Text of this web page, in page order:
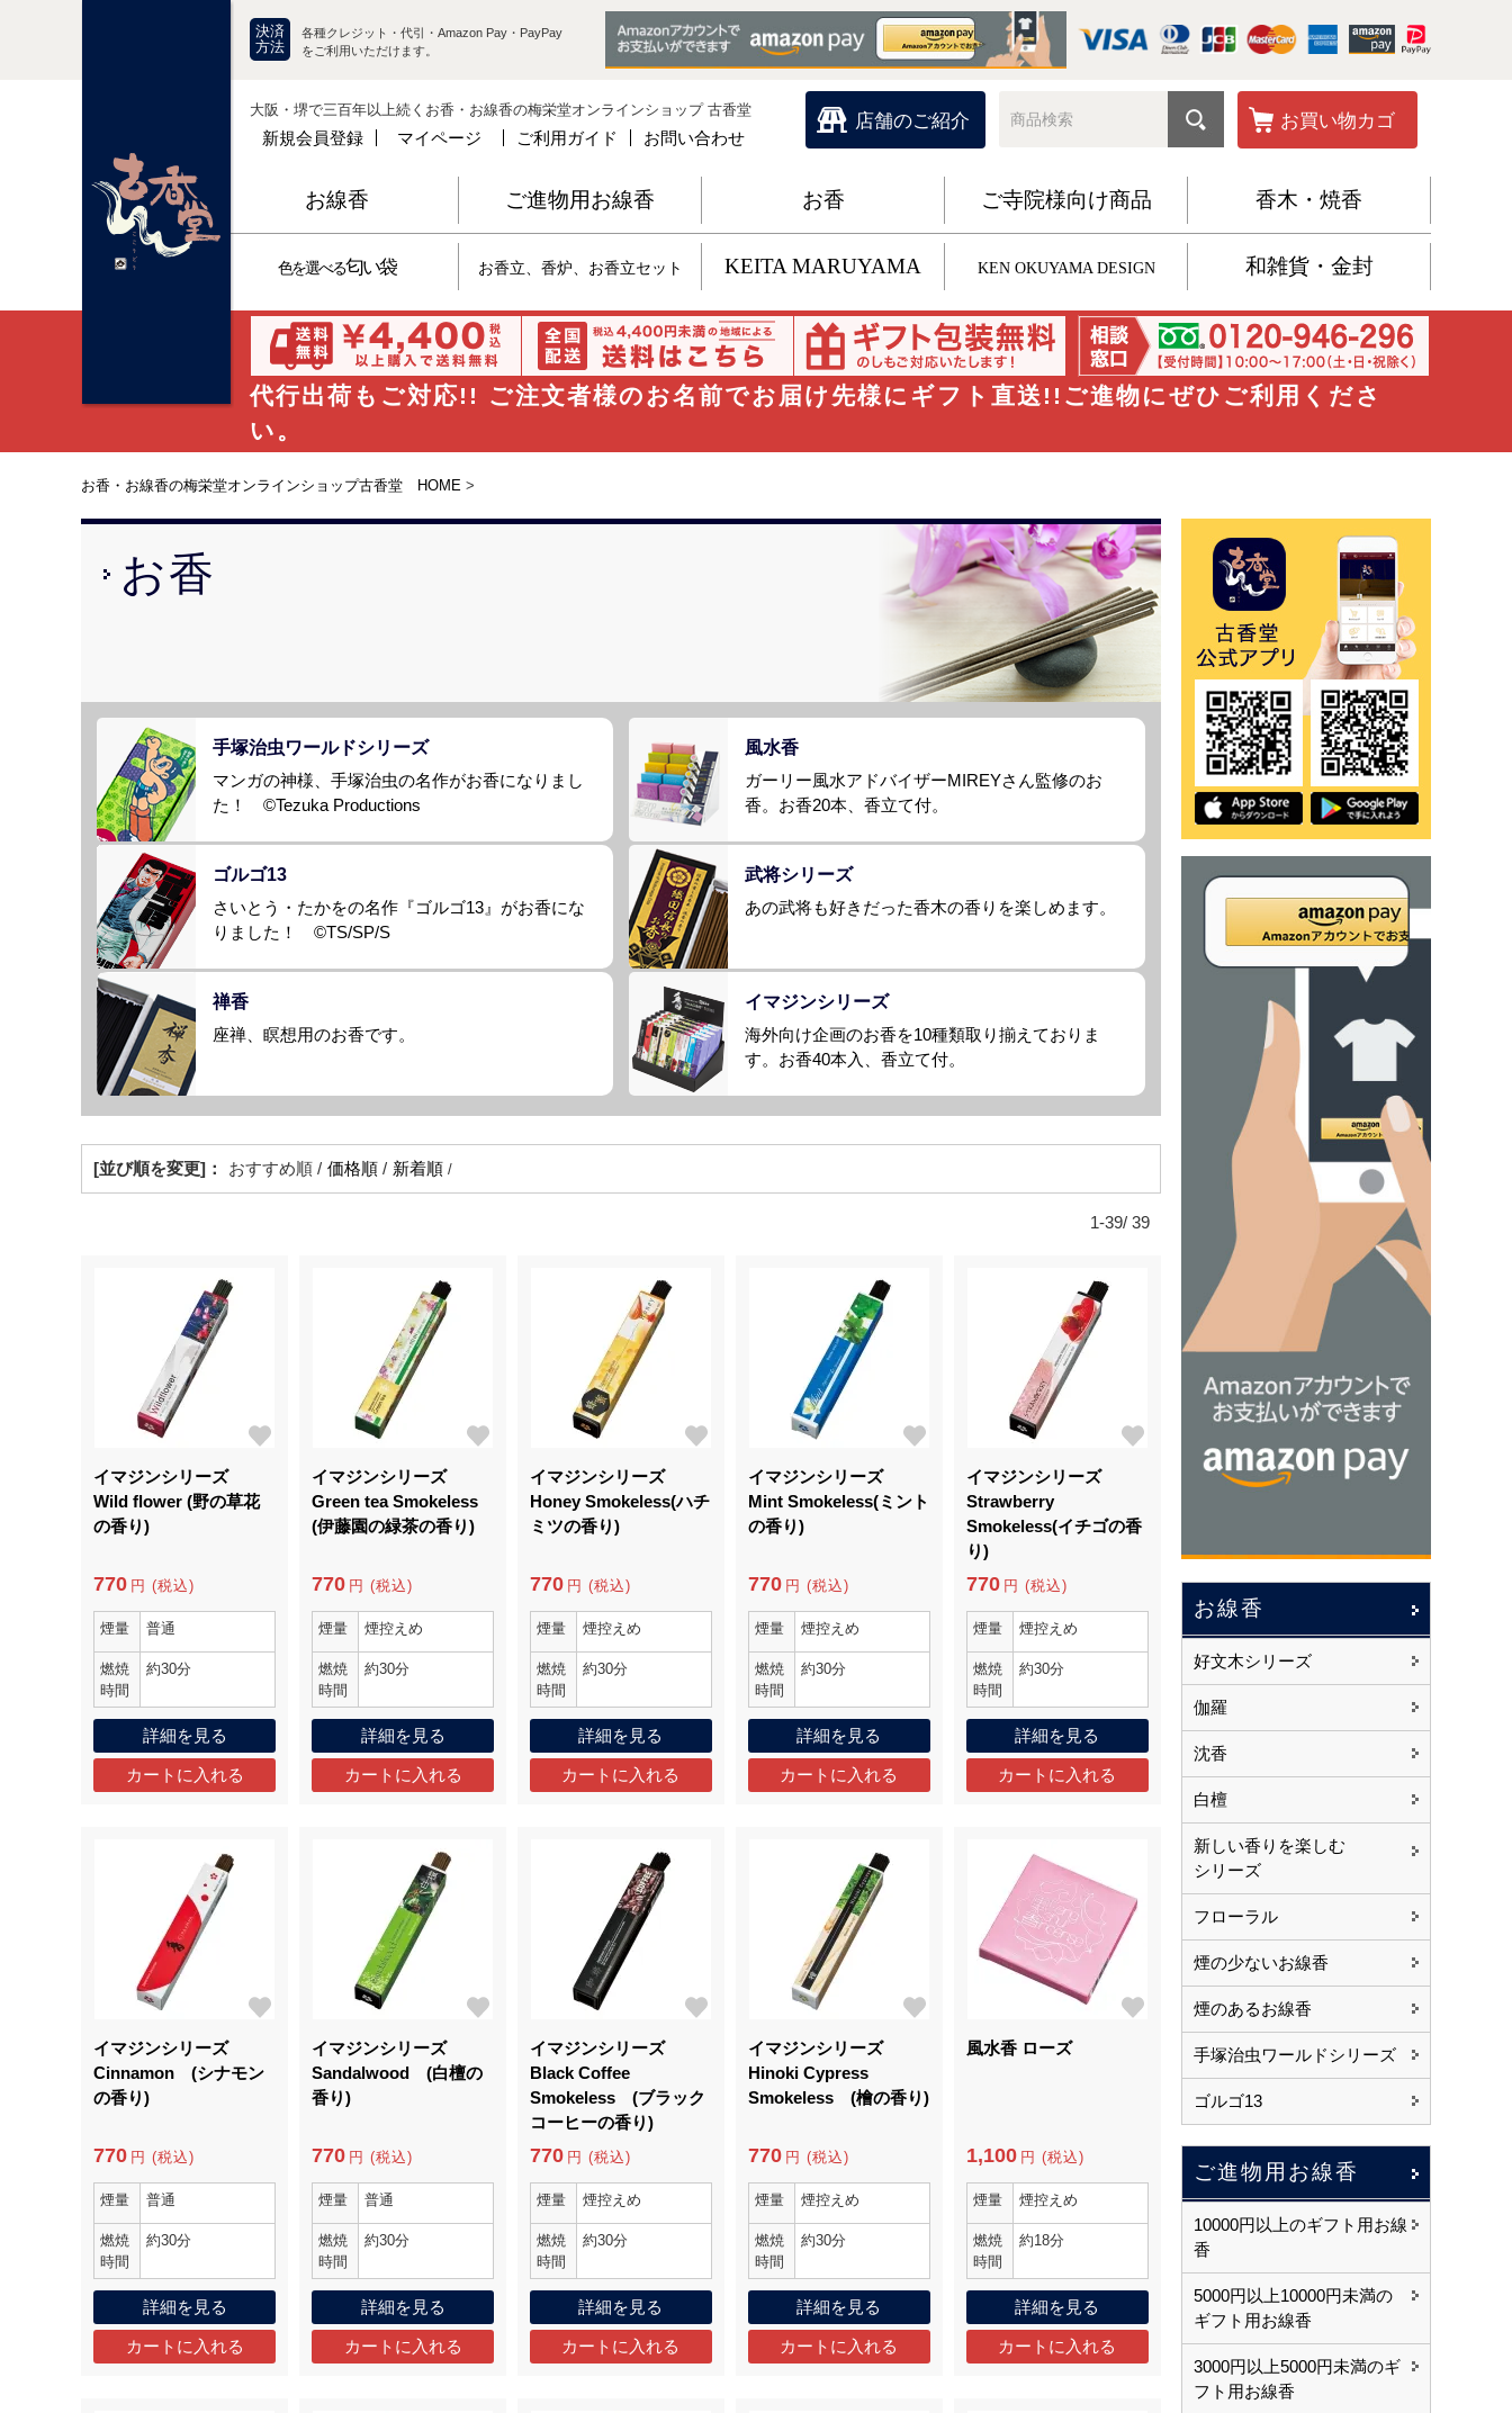
決済
方法
各種クレジット・代引・Amazon Pay・PayPay
をご利用いただけます。
大阪・堺で三百年以上続くお香・お線香の梅栄堂オンラインショップ 古香堂
新規会員登録 マイページ ご利用ガイド お問い合わせ
店舗のご紹介 お買い物カゴ
お線香 ご進物用お線香 お香 ご寺院様向け商品 香木・焼香
色を選べる匂い袋 お香立、香炉、お香立セット KEITA MARUYAMA KEN OKUYAMA DESIGN 和雑貨・金封
代行出荷もご対応!! ご注文者様のお名前でお届け先様にギフト直送!!ご進物にぜひご利用くださ
い。
お香・お線香の梅栄堂オンラインショップ古香堂 HOME >
お香
手塚治虫ワールドシリーズ
マンガの神様、手塚治虫の名作がお香になりまし
た！ ©Tezuka Productions
ゴルゴ13
さいとう・たかをの名作『ゴルゴ13』がお香にな
りました！ ©TS/SP/S
禅香
座禅、瞑想用のお香です。
風水香
ガーリー風水アドバイザーMIREYさん監修のお
香。お香20本、香立て付。
武将シリーズ
あの武将も好きだった香木の香りを楽しめます。
イマジンシリーズ
海外向け企画のお香を10種類取り揃えておりま
す。お香40本入、香立て付。
[並び順を変更]： おすすめ順 / 価格順 / 新着順 /
1-39/ 39
イマジンシリーズ
Wild flower (野の草花
の香り)
770 円 (税込)
煙量 普通
燃焼
時間
約30分
詳細を見る
イマジンシリーズ
Green tea Smokeless
(伊藤園の緑茶の香り)
770 円 (税込)
煙量 煙控えめ
燃焼
時間
約30分
詳細を見る
イマジンシリーズ
Honey Smokeless(ハチ
ミツの香り)
770 円 (税込)
煙量 煙控えめ
燃焼
時間
約30分
詳細を見る
イマジンシリーズ
Mint Smokeless(ミント
の香り)
770 円 (税込)
煙量 煙控えめ
燃焼
時間
約30分
詳細を見る
イマジンシリーズ
Strawberry
Smokeless(イチゴの香
り)
770 円 (税込)
煙量 煙控えめ
燃焼
時間
約30分
詳細を見る
イマジンシリーズ
Cinnamon (シナモン
の香り)
770 円 (税込)
煙量 普通
燃焼
時間
約30分
詳細を見る
イマジンシリーズ
Sandalwood (白檀の
香り)
770 円 (税込)
煙量 普通
燃焼
時間
約30分
詳細を見る
イマジンシリーズ
Black Coffee
Smokeless (ブラック
コーヒーの香り)
770 円 (税込)
煙量 煙控えめ
燃焼
時間
約30分
詳細を見る
イマジンシリーズ
Hinoki Cypress
Smokeless (檜の香り)
770 円 (税込)
煙量 煙控えめ
燃焼
時間
約30分
詳細を見る
風水香 ローズ
1,100 円 (税込)
煙量 煙控えめ
燃焼
時間
約18分
詳細を見る
お線香
好文木シリーズ
伽羅
沈香
白檀
新しい香りを楽しむ
シリーズ
フローラル
煙の少ないお線香
煙のあるお線香
手塚治虫ワールドシリーズ
ゴルゴ13
ご進物用お線香
10000円以上のギフト用お線
香
5000円以上10000円未満の
ギフト用お線香
3000円以上5000円未満のギ
フト用お線香